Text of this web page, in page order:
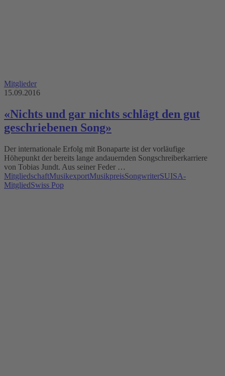
Mitglieder
15.09.2016
«Nichts und gar nichts schlägt den gut
geschriebenen Song»
Der internationale Erfolg mit Bonaparte ist der vorläufige
Höhepunkt der bereits lange andauernden Songschreiberkarriere
von Tobias Jundt. Aus seiner Feder …
MitgliedschaftMusikexportMusikpreisSongwriterSUISA-
MitgliedSwiss Pop